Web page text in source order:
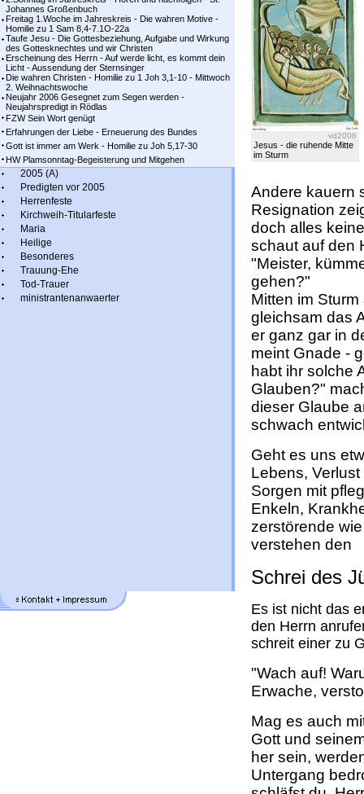
Johannes Großenbuch
Freitag 1.Woche im Jahreskreis - Die wahren Motive -
Homilie zu 1 Sam 8,4-7.1O-22a
Taufe Jesu - Die Gottesbeziehung, Aufgabe und Wirkung
des Gottesknechtes und wir Christen
Erscheinung des Herrn - Auf werde licht, es kommt dein
Licht - Aussendung der Sternsinger
Die wahren Christen - Homilie zu 1 Joh 3,1-10 - Mittwoch
2. Weihnachtswoche
Neujahr 2006 Gesegnet zum Segen werden -
Neujahrspredigt in Rödlas
FZW Sein Wort genügt
Erfahrungen der Liebe - Erneuerung des Bundes
Gott ist immer am Werk - Homilie zu Joh 5,17-30
HW Plamsonntag-Begeisterung und Mitgehen
2005 (A)
Predigten vor 2005
Herrenfeste
Kirchweih-Titularfeste
Maria
Heilige
Besonderes
Trauung-Ehe
Tod-Trauer
ministrantenanwaerter
vd2006
Jesus - die ruhende Mitte
im Sturm
Andere kauern
Resignation
doch alles
schaut auf den
"Meister,
gehen?"
Mitten im
gleichsam das
er ganz gar in
meint Gnade -
habt ihr solche
Glauben?"
dieser Glaube
schwach
Geht es uns
Lebens,
Sorgen mit
Enkeln,
zerstörende
verstehen den
Schrei des
Es ist nicht das
den Herrn
schreit einer zu
"Wach auf!
Erwache,
Mag es auch
Gott und
her sein,
Untergang